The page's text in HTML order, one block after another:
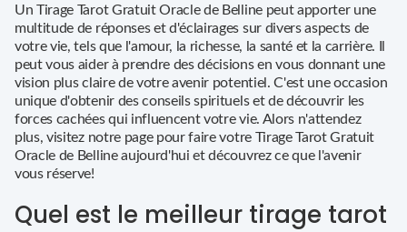
Un Tirage Tarot Gratuit Oracle de Belline peut apporter une
multitude de réponses et d'éclairages sur divers aspects de
votre vie, tels que l'amour, la richesse, la santé et la carrière. Il
peut vous aider à prendre des décisions en vous donnant une
vision plus claire de votre avenir potentiel. C'est une occasion
unique d'obtenir des conseils spirituels et de découvrir les
forces cachées qui influencent votre vie. Alors n'attendez
plus, visitez notre page pour faire votre Tirage Tarot Gratuit
Oracle de Belline aujourd'hui et découvrez ce que l'avenir
vous réserve!
Quel est le meilleur tirage tarot